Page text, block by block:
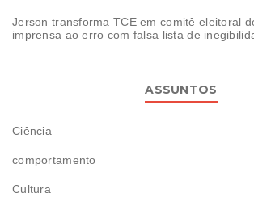
Jerson transforma TCE em comitê eleitoral
imprensa ao erro com falsa lista de
ASSUNTOS
Ciência
comportamento
Cultura